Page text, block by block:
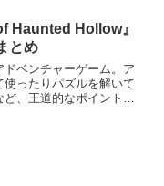
Haunted Hollow』
とめ
ドベンチャーゲーム。ア
使ったりパズルを解いて
ど、王道的なポイント＆